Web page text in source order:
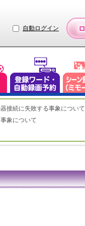
自動ログイン
接続に失敗する事象について
象について